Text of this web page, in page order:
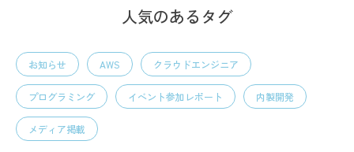
人気のあるタグ
お知らせ AWS クラウドエンジニア
プログラミング イベント参加レポート 内製開発
メディア掲載